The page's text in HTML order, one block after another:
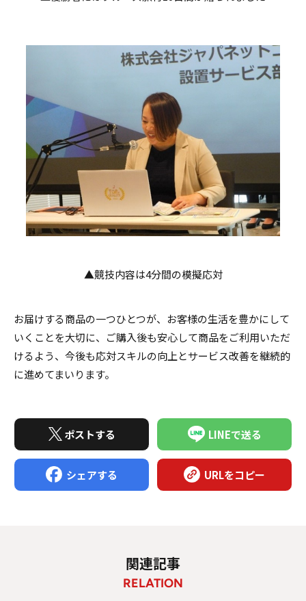
▲競技内容は4分間の模擬応対
お届けする商品の一つひとつが、お客様の生活を豊かにして
いくことを大切に、ご購入後も安心して商品をご利用いただ
けるよう、今後も応対スキルの向上とサービス改善を継続的
に進めてまいります。
ポストする LINEで送る
シェアする URLをコピー
関連記事
RELATION